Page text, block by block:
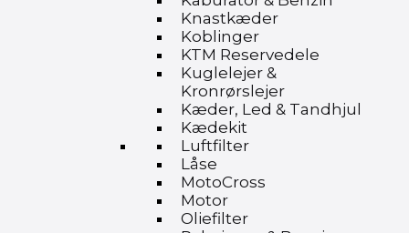
Knastkæder
Koblinger
KTM Reservedele
Kuglelejer &
Kronrørslejer
Kæder, Led & Tandhjul
Kædekit
Luftfilter
Låse
MotoCross
Motor
Oliefilter